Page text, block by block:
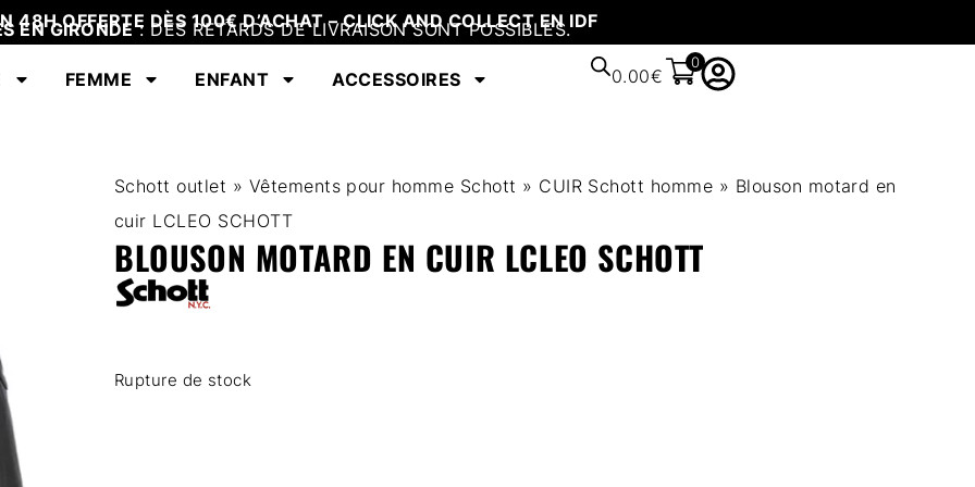
48H OFFERTE DÈS 100€ D’ACHAT – CLICK AND COLLECT EN IDF
EN GIRONDE: DES RETARDS DE LIVRAISON SONT POSSIBLES.
FEMME ENFANT ACCESSOIRES 0.00€
0
Schott outlet » Vêtements pour homme Schott » CUIR Schott homme » Blouson motard en
cuir LCLEO SCHOTT
BLOUSON MOTARD EN CUIR LCLEO SCHOTT
Rupture de stock